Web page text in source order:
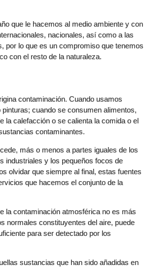
que le hacemos al medio ambiente y con
nacionales, así como a las
por lo que es un compromiso que tenemos
con el resto de la naturaleza.
contaminación. Cuando usamos
cuando se consumen alimentos,
la calefacción o se calienta la comida o el
contaminantes.
más o menos a partes iguales de los
industriales y los pequeños focos de
olvidar que siempre al final, estas fuentes
que hacemos el conjunto de la
la contaminación atmosférica no es más
normales constituyentes del aire, puede
para ser detectado por los
sustancias que han sido añadidas en